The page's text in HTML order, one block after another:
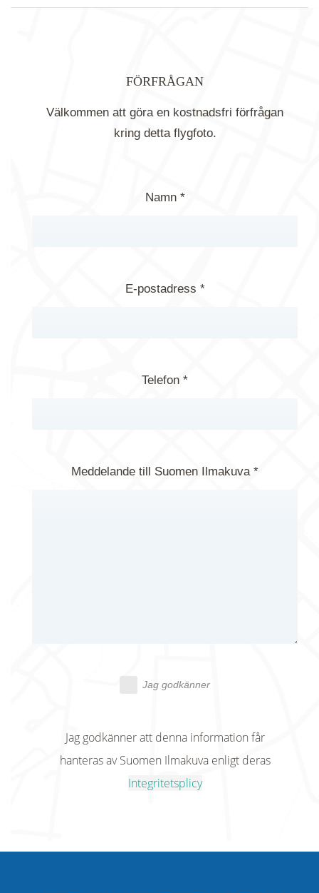
FÖRFRÅGAN
Välkommen att göra en kostnadsfri förfrågan
kring detta flygfoto.
Namn *
E-postadress *
Telefon *
Meddelande till Suomen Ilmakuva *
Jag godkänner
Jag godkänner att denna information får
hanteras av Suomen Ilmakuva enligt deras
Integritetsplicy